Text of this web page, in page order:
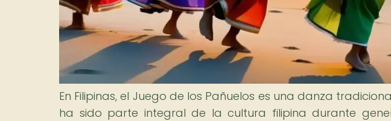
En Filipinas, el Juego de los Pañuelos es una danza
ha sido parte integral de la cultura filipina durante